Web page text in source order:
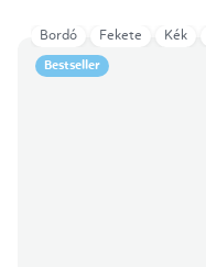
Bestseller
Bordó Fekete Kék